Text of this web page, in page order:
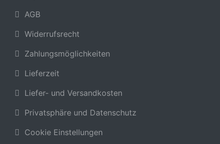
AGB
Widerrufsrecht
Zahlungsmöglichkeiten
Lieferzeit
Liefer- und Versandkosten
Privatsphäre und Datenschutz
Cookie Einstellungen